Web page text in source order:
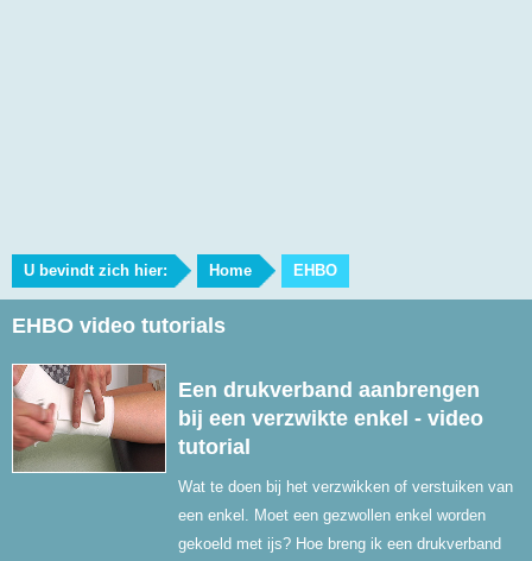
U bevindt zich hier: Home EHBO
EHBO video tutorials
Een drukverband aanbrengen
bij een verzwikte enkel - video
tutorial
Wat te doen bij het verzwikken of verstuiken van
een enkel. Moet een gezwollen enkel worden
gekoeld met ijs? Hoe breng ik een drukverband